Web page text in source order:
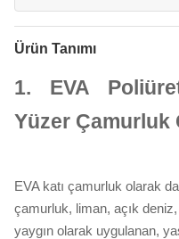
Ürün Tanımı
1. EVA
Yüzer Çamurluk
EVA katı çamurluk olarak
çamurluk, liman, açık
yaygın olarak uygulanan,